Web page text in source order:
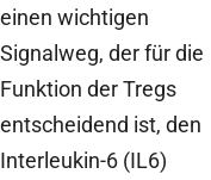
einen wichtigen
Signalweg, der für die
Funktion der Tregs
entscheidend ist, den
Interleukin-6 (IL6)